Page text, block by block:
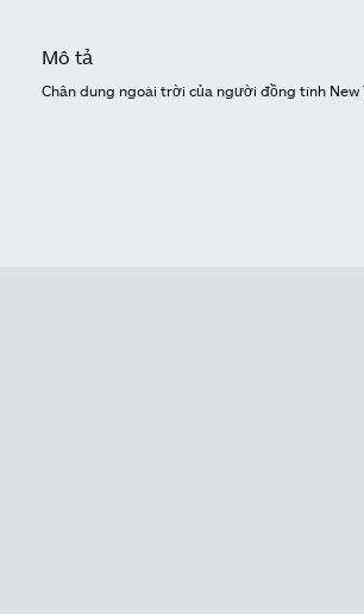
Mô tả
Chân dung ngoài trời của người đồng tính